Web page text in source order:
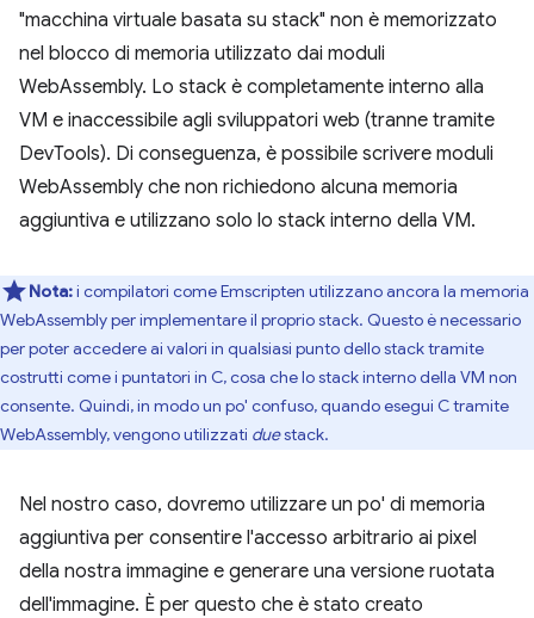
"macchina virtuale basata su stack" non è memorizzato
nel blocco di memoria utilizzato dai moduli
WebAssembly. Lo stack è completamente interno alla
VM e inaccessibile agli sviluppatori web (tranne tramite
DevTools). Di conseguenza, è possibile scrivere moduli
WebAssembly che non richiedono alcuna memoria
aggiuntiva e utilizzano solo lo stack interno della VM.
Nota:i compilatori come Emscripten utilizzano ancora la memoria
WebAssembly per implementare il proprio stack. Questo è necessario
per poter accedere ai valori in qualsiasi punto dello stack tramite
costrutti come i puntatori in C, cosa che lo stack interno della VM non
consente. Quindi, in modo un po' confuso, quando esegui C tramite
WebAssembly, vengono utilizzati duestack.
Nel nostro caso, dovremo utilizzare un po' di memoria
aggiuntiva per consentire l'accesso arbitrario ai pixel
della nostra immagine e generare una versione ruotata
dell'immagine. È per questo che è stato creato